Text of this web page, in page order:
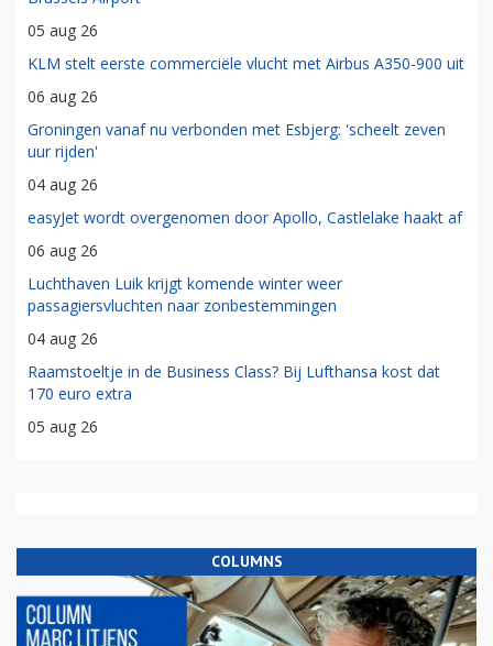
05 aug 26
KLM stelt eerste commerciële vlucht met Airbus A350-900 uit
06 aug 26
Groningen vanaf nu verbonden met Esbjerg: 'scheelt zeven
uur rijden'
04 aug 26
easyJet wordt overgenomen door Apollo, Castlelake haakt af
06 aug 26
Luchthaven Luik krijgt komende winter weer
passagiersvluchten naar zonbestemmingen
04 aug 26
Raamstoeltje in de Business Class? Bij Lufthansa kost dat
170 euro extra
05 aug 26
COLUMNS